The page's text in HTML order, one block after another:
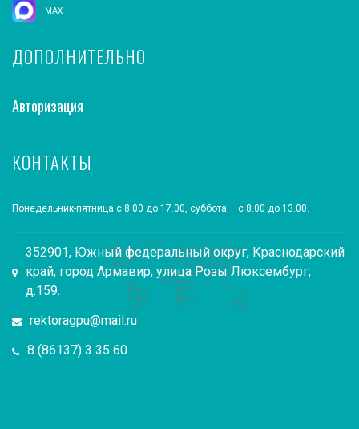
MAX
ДОПОЛНИТЕЛЬНО
Авторизация
КОНТАКТЫ
Понедельник-пятница с 8.00 до 17.00, суббота – с 8.00 до 13.00.
352901, Южный федеральный округ, Краснодарский
край, город Армавир, улица Розы Люксембург,
д.159.
rektoragpu@mail.ru
8 (86137) 3 35 60